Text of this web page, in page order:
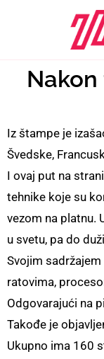
Iz štampe je
Švedske,
I ovaj put na
tehnike koje su
vezom na platnu.
u svetu, pa do
Svojim
ratovima,
Odgovarajući na
Takođe je
Ukupno ima 160